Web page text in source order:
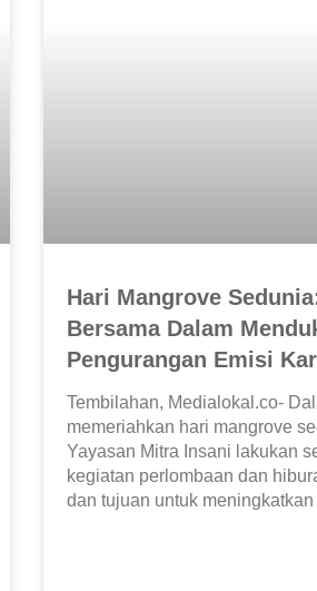
Hari Mangrove
Bersama Dalam
Pengurangan Emisi
Tembilahan, Medialokal.co-
memeriahkan hari mangrove
Yayasan Mitra Insani lakukan
kegiatan perlombaan dan
dan tujuan untuk meningkatkan